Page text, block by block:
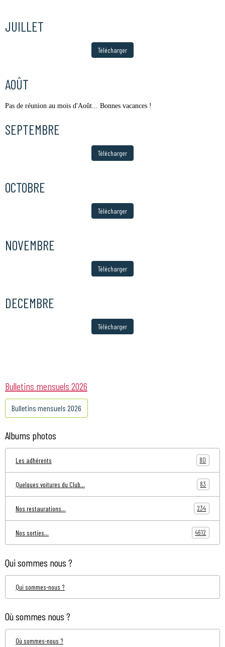
JUILLET
Télécharger
AOÛT
Pas de réunion au mois d'Août... Bonnes vacances !
SEPTEMBRE
Télécharger
OCTOBRE
Télécharger
NOVEMBRE
Télécharger
DECEMBRE
Télécharger
Bulletins mensuels 2026
Bulletins mensuels 2026
Albums photos
Les adhérents 80
Quelques voitures du Club... 83
Nos restaurations... 234
Nos sorties... 4612
Qui sommes nous ?
Qui sommes-nous ?
Où sommes nous ?
Où sommes-nous ?